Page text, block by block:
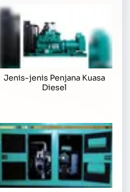
Jenis-jenis Penjana Kuasa
Diesel